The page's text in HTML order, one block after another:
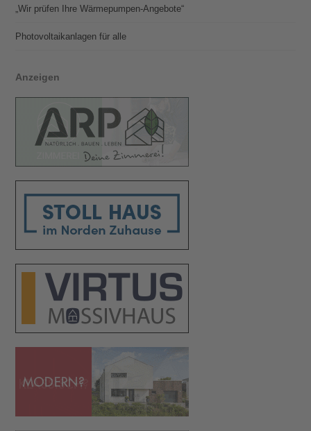
„Wir prüfen Ihre Wärmepumpen-Angebote“
Photovoltaik­­anlagen für alle
Anzeigen